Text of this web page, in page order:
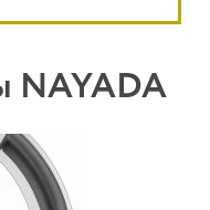
NAYADA